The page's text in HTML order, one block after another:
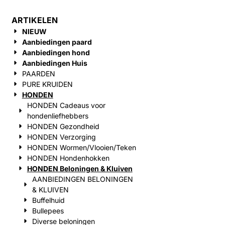
ARTIKELEN
NIEUW
Aanbiedingen paard
Aanbiedingen hond
Aanbiedingen Huis
PAARDEN
PURE KRUIDEN
HONDEN
HONDEN Cadeaus voor
hondenliefhebbers
HONDEN Gezondheid
HONDEN Verzorging
HONDEN Wormen/Vlooien/Teken
HONDEN Hondenhokken
HONDEN Beloningen & Kluiven
AANBIEDINGEN BELONINGEN
& KLUIVEN
Buffelhuid
Bullepees
Diverse beloningen